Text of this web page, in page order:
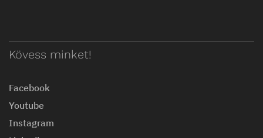
Kövess minket!
Facebook
Youtube
Instagram